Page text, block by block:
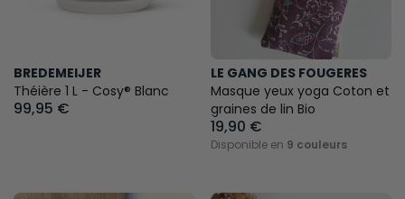
BREDEMEIJER
Théière 1 L - Cosy® Blanc
99,95 €
LE GANG DES FOUGERES
Masque yeux yoga Coton et
graines de lin Bio
19,90 €
Disponible en 9 couleurs